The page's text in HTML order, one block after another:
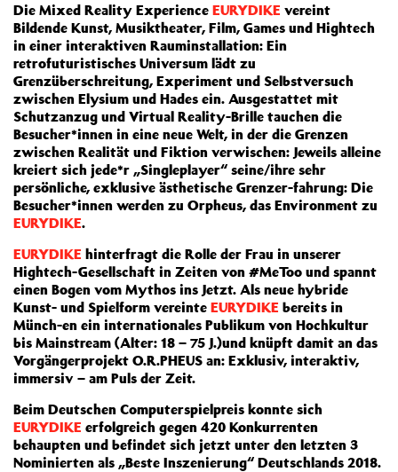
Die Mixed Reality Experience EURYDIKE vereint
Bildende Kunst, Musiktheater, Film, Games und Hightech
in einer interaktiven Rauminstallation: Ein
retrofuturistisches Universum lädt zu
Grenzüberschreitung, Experiment und Selbstversuch
zwischen Elysium und Hades ein. Ausgestattet mit
Schutzanzug und Virtual Reality-Brille tauchen die
Besucher*innen in eine neue Welt, in der die Grenzen
zwischen Realität und Fiktion verwischen: Jeweils alleine
kreiert sich jede*r „Singleplayer“ seine/ihre sehr
persönliche, exklusive ästhetische Grenzer-fahrung: Die
Besucher*innen werden zu Orpheus, das Environment zu
EURYDIKE.
EURYDIKE hinterfragt die Rolle der Frau in unserer
Hightech-Gesellschaft in Zeiten von #MeToo und spannt
einen Bogen vom Mythos ins Jetzt. Als neue hybride
Kunst- und Spielform vereinte EURYDIKE bereits in
Münch-en ein internationales Publikum von Hochkultur
bis Mainstream (Alter: 18 – 75 J.)und knüpft damit an das
Vorgängerprojekt O.R.PHEUS an: Exklusiv, interaktiv,
immersiv – am Puls der Zeit.
Beim Deutschen Computerspielpreis konnte sich
EURYDIKE erfolgreich gegen 420 Konkurrenten
behaupten und befindet sich jetzt unter den letzten 3
Nominierten als „Beste Inszenierung“ Deutschlands 2018.